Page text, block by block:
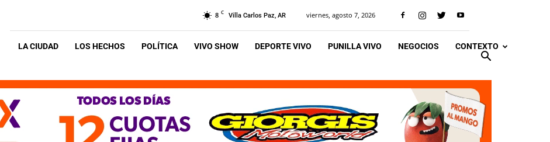
8 C Villa Carlos Paz, AR viernes, agosto 7, 2026
LA CIUDAD LOS HECHOS POLÍTICA VIVO SHOW DEPORTE VIVO PUNILLA VIVO NEGOCIOS CONTEXTO